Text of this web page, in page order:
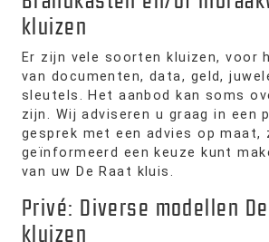
kluizen
Er zijn vele soorten kluizen, voor
van documenten, data, geld,
sleutels. Het aanbod kan soms
zijn. Wij adviseren u graag in een
gesprek met een advies op maat,
geïnformeerd een keuze kunt
van uw De Raat kluis.
Privé: Diverse modellen
kluizen